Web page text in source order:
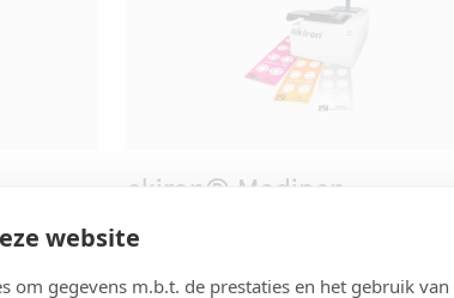
website
om gegevens m.b.t. de prestaties en het gebruik van
akiron® Medipan